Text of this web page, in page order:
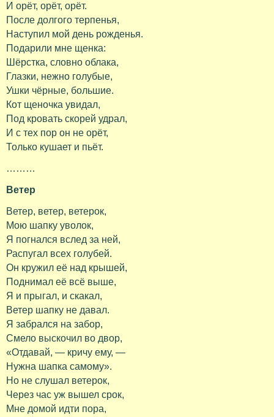
И орёт, орёт, орёт.
После долгого терпенья,
Наступил мой день рожденья.
Подарили мне щенка:
Шёрстка, словно облака,
Глазки, нежно голубые,
Ушки чёрные, большие.
Кот щеночка увидал,
Под кровать скорей удрал,
И с тех пор он не орёт,
Только кушает и пьёт.
………
Ветер
Ветер, ветер, ветерок,
Мою шапку уволок,
Я погнался вслед за ней,
Распугал всех голубей.
Он кружил её над крышей,
Поднимал её всё выше,
Я и прыгал, и скакал,
Ветер шапку не давал.
Я забрался на забор,
Смело выскочил во двор,
«Отдавай, — кричу ему, —
Нужна шапка самому».
Но не слушал ветерок,
Через час уж вышел срок,
Мне домой идти пора,